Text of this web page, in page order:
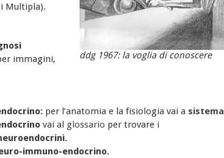
ddg 1967: la voglia di conoscere
Multipla).
immagini,
per l’anatomia e la fisiologia vai a sistema
vai al glossario per trovare i
immuno-endocrino.